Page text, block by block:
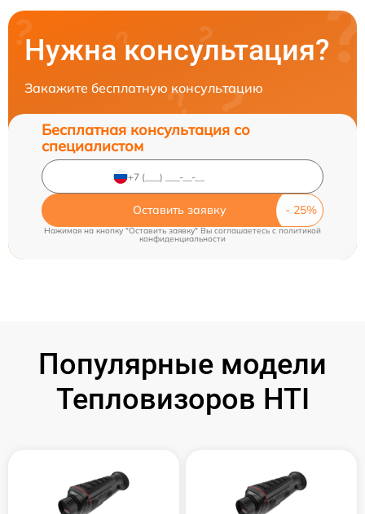
Нужна консультация?
Закажите бесплатную консультацию
Бесплатная консультация со
специалистом
Оставить заявку
Нажимая на кнопку "Оставить заявку" Вы соглашаетесь cполитикой
конфиденциальности
Популярные модели
Тепловизоров HTI